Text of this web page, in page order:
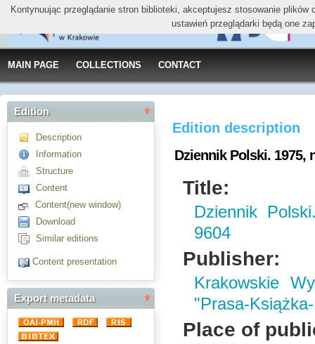
MAIN PAGE COLLECTIONS CONTACT
Edition
Description
Information
Structure
Content
Content(new window)
Download
Similar editions
Content presentation
Export metadata
Edition description
Dziennik Polski. 1975,
Title:
Dziennik
9604
Publisher:
Krakowskie
"Prasa-
Place of
Kontynuując przeglądanie stron biblioteki, akceptujesz stosowanie
ustawień przeglądarki będą one